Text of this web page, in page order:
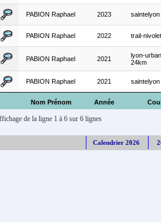
Nom Prénom Année
PABION Raphael 2023 saintelyon
PABION Raphael 2022 trail-
PABION Raphael 2021
lyon-
24km
PABION Raphael 2021 saintelyon
de la ligne 1 à 6 sur 6 lignes
Calendrier 2026